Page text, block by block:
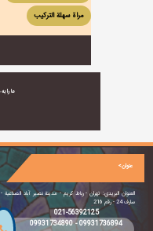
مراة سهلة التركيب
ما را
عنوان>
العنوان البريدي: تهران - رباط كريم - مدينة نصیر آباد الصناعية
سارف 24 - رقم 216
021-56392125
09931736894
-
09931734890